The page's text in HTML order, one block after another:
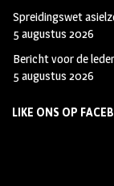
Spreidingswet
5 augustus 2026
Bericht voor de
5 augustus 2026
LIKE ONS OP